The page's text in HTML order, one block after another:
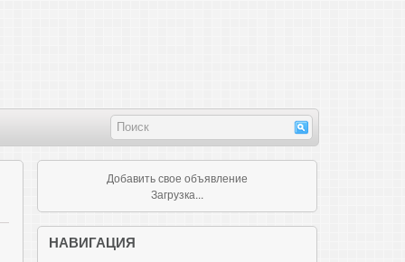
Добавить свое объявление
Загрузка...
НАВИГАЦИЯ